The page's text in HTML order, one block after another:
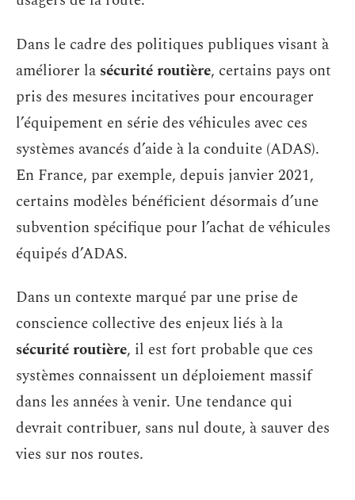
Dans le cadre des politiques publiques visant à
améliorer la sécurité routière, certains pays ont
pris des mesures incitatives pour encourager
l’équipement en série des véhicules avec ces
systèmes avancés d’aide à la conduite (ADAS).
En France, par exemple, depuis janvier 2021,
certains modèles bénéficient désormais d’une
subvention spécifique pour l’achat de véhicules
équipés d’ADAS.
Dans un contexte marqué par une prise de
conscience collective des enjeux liés à la
sécurité routière, il est fort probable que ces
systèmes connaissent un déploiement massif
dans les années à venir. Une tendance qui
devrait contribuer, sans nul doute, à sauver des
vies sur nos routes.